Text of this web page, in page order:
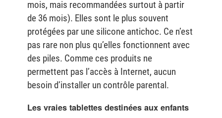
mois, mais recommandées surtout à partir
de 36 mois). Elles sont le plus souvent
protégées par une silicone antichoc. Ce n’est
pas rare non plus qu’elles fonctionnent avec
des piles. Comme ces produits ne
permettent pas l’accès à Internet, aucun
besoin d’installer un contrôle parental.
Les vraies tablettes destinées aux enfants